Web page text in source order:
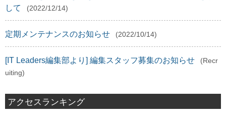
して
(2022/12/14)
定期メンテナンスのお知らせ (2022/10/14)
[IT Leaders編集部より] 編集スタッフ募集のお知らせ
(Recr
uiting)
アクセスランキング